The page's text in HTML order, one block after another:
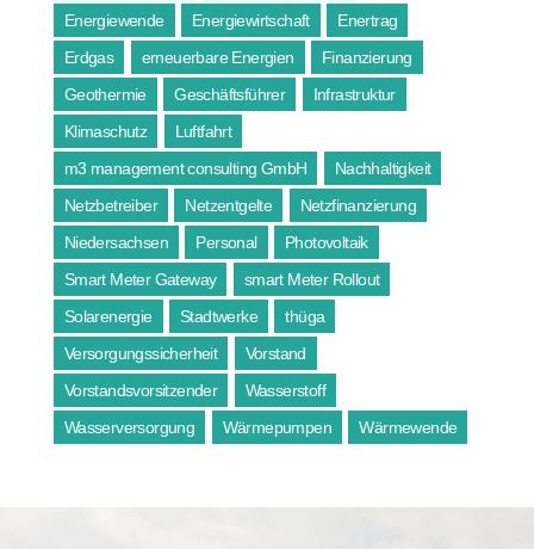
Energiewende
Energiewirtschaft
Enertrag
Erdgas
erneuerbare Energien
Finanzierung
Geothermie
Geschäftsführer
Infrastruktur
Klimaschutz
Luftfahrt
m3 management consulting GmbH
Nachhaltigkeit
Netzbetreiber
Netzentgelte
Netzfinanzierung
Niedersachsen
Personal
Photovoltaik
Smart Meter Gateway
smart Meter Rollout
Solarenergie
Stadtwerke
thüga
Versorgungssicherheit
Vorstand
Vorstandsvorsitzender
Wasserstoff
Wasserversorgung
Wärmepumpen Wärmewende